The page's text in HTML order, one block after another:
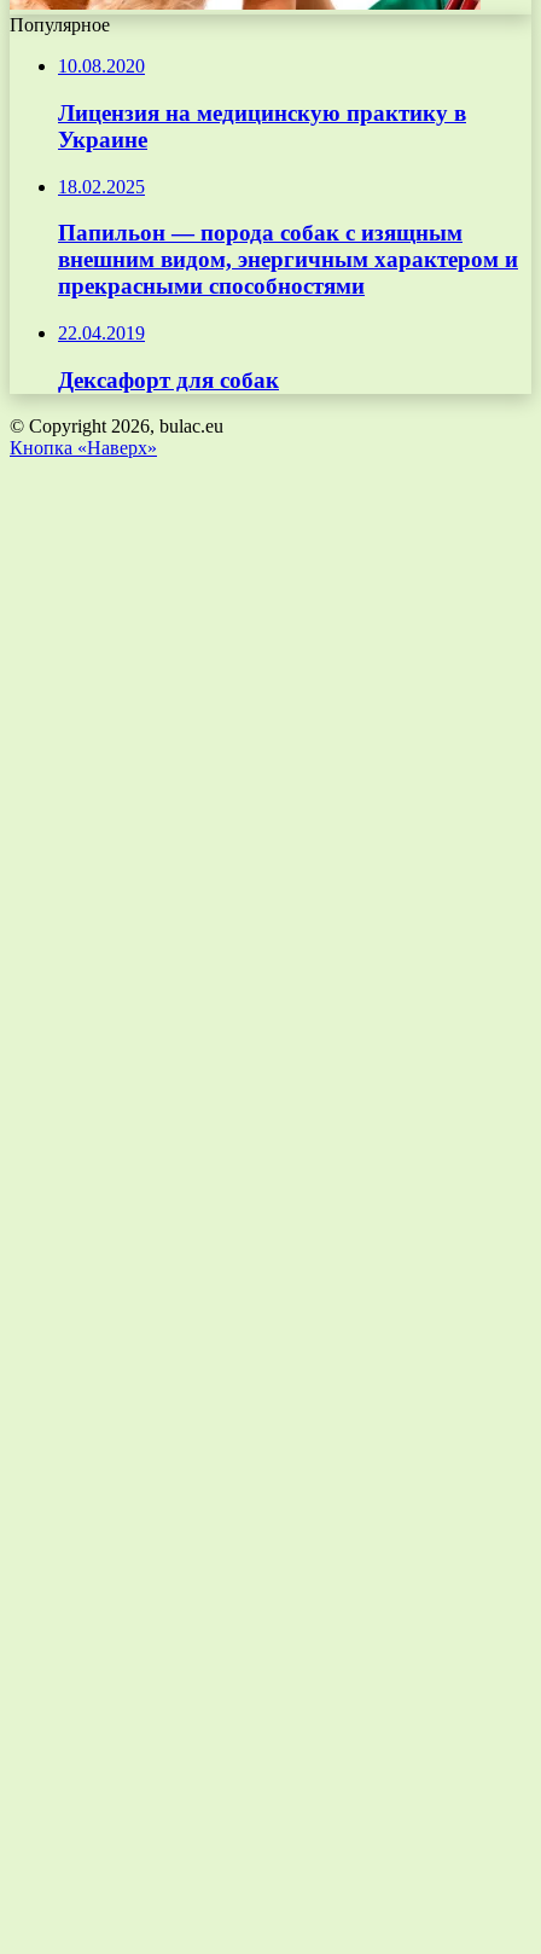
Популярное
10.08.2020
Лицензия на медицинскую практику в
Украине
18.02.2025
Папильон — порода собак с изящным
внешним видом, энергичным характером и
прекрасными способностями
22.04.2019
Дексафорт для собак
© Copyright 2026, bulac.eu
Кнопка «Наверх»